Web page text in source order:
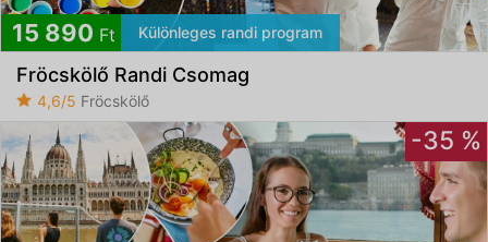
15 890 Ft Különleges randi program
Fröcskölő Randi Csomag
4,6/5 Fröcskölő
-35 %